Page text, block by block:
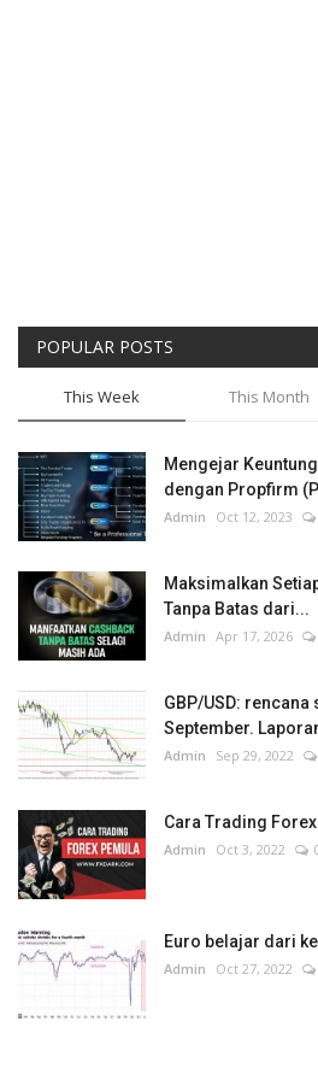
POPULAR POSTS
This Week This Month
Mengejar
dengan Propfirm
Admin Oct 12, 2023
Maksimalkan
Tanpa Batas dari...
Admin Apr 17, 2026
GBP/USD:
September.
Admin Sep 29, 2022
Cara Trading
Admin Oct 3, 2022
Euro belajar dari
Admin Oct 27, 2022